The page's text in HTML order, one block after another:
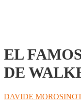
EL
DE
DAVIDE